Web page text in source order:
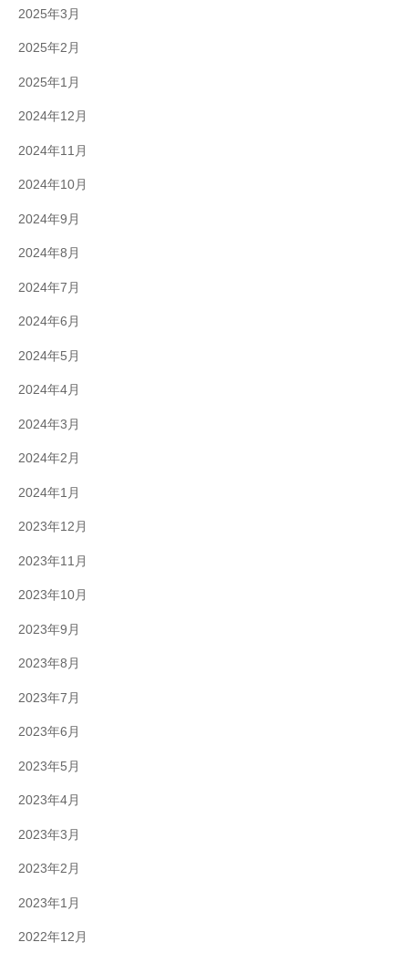
2025年3月
2025年2月
2025年1月
2024年12月
2024年11月
2024年10月
2024年9月
2024年8月
2024年7月
2024年6月
2024年5月
2024年4月
2024年3月
2024年2月
2024年1月
2023年12月
2023年11月
2023年10月
2023年9月
2023年8月
2023年7月
2023年6月
2023年5月
2023年4月
2023年3月
2023年2月
2023年1月
2022年12月